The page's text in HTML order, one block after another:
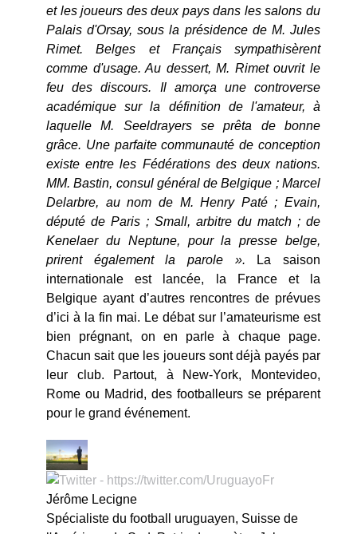
et les joueurs des deux pays dans les salons du
Palais d'Orsay, sous la présidence de M. Jules
Rimet. Belges et Français sympathisèrent
comme d'usage. Au dessert, M. Rimet ouvrit le
feu des discours. Il amorça une controverse
académique sur la définition de l'amateur, à
laquelle M. Seeldrayers se prêta de bonne
grâce. Une parfaite communauté de conception
existe entre les Fédérations des deux nations.
MM. Bastin, consul général de Belgique ; Marcel
Delarbre, au nom de M. Henry Paté ; Evain,
député de Paris ; Small, arbitre du match ; de
Kenelaer du Neptune, pour la presse belge,
prirent également la parole ». La saison
internationale est lancée, la France et la
Belgique ayant d’autres rencontres de prévues
d’ici à la fin mai. Le débat sur l’amateurisme est
bien prégnant, on en parle à chaque page.
Chacun sait que les joueurs sont déjà payés par
leur club. Partout, à New-York, Montevideo,
Rome ou Madrid, des footballeurs se préparent
pour le grand événement.
Jérôme Lecigne
Spécialiste du football uruguayen, Suisse de